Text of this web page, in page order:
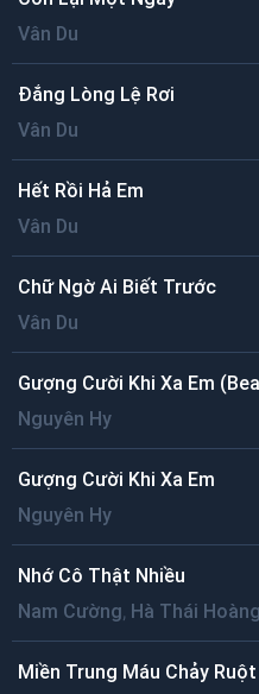
Vân Du
Đắng Lòng Lệ Rơi
Vân Du
Hết Rồi Hả Em
Vân Du
Chữ Ngờ Ai Biết Trước
Vân Du
Gượng Cười Khi Xa Em
Nguyên Hy
Gượng Cười Khi Xa Em
Nguyên Hy
Nhớ Cô Thật Nhiều
Nam Cường, Hà Thái Hoàng
Miền Trung Máu Chảy